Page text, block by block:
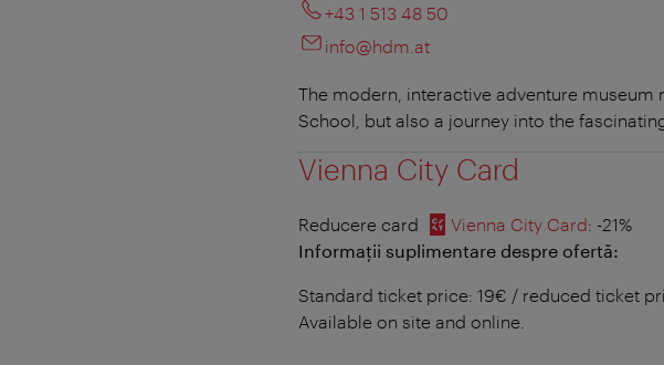
+43 1 513 48 50
info@hdm.at
The modern, interactive adventure museum
School, but also a journey into the
Vienna City Card
Reducere card Vienna City Card: -21%
Informații suplimentare despre ofertă:
Standard ticket price: 19€ / reduced ticket
Available on site and online.